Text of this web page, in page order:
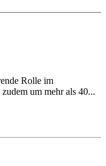
Rolle im
um mehr als 40...